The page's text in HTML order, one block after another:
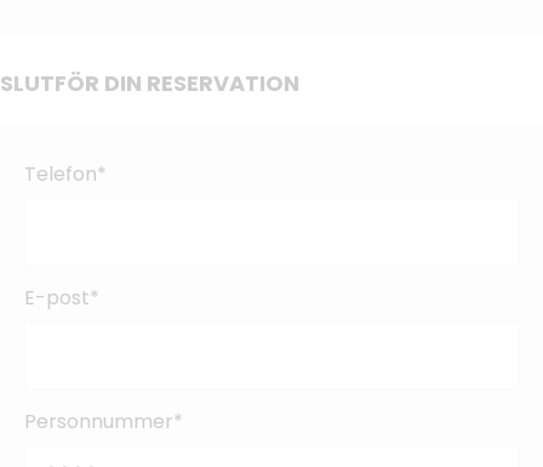
SLUTFÖR DIN RESERVATION
Telefon*
E-post*
Personnummer*